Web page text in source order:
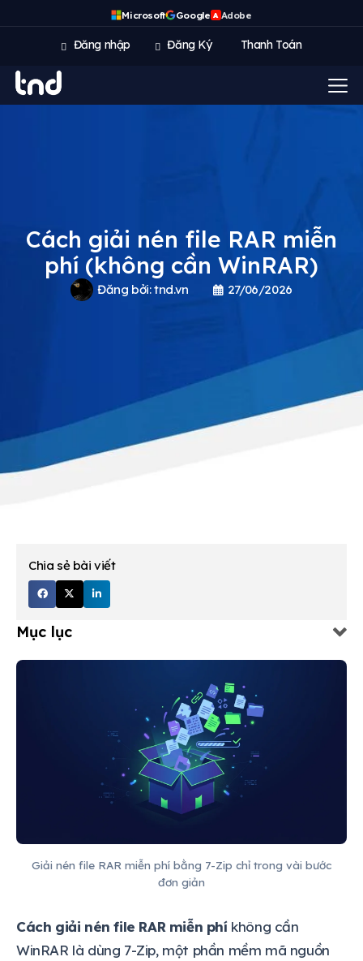
Microsoft Google A Adobe
Đăng nhập Đăng Ký Thanh Toán
Cách giải nén file RAR miễn
phí (không cần WinRAR)
Đăng bởi:tnd.vn 27/06/2026
Chia sẻ bài viết
Mục lục
Giải nén file RAR miễn phí bằng 7-Zip chỉ trong vài bước
đơn giản
Cách giải nén file RAR miễn phíkhông cần
WinRAR là dùng 7-Zip, một phần mềm mã nguồn